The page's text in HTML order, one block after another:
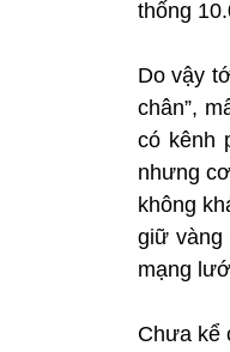
thống
Do vậy
chân”,
có kênh
nhưng
không
giữ vàng
mạng
Chưa kể